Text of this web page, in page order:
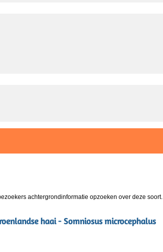
achtergrondinformatie opzoeken over deze soort.
haai - Somniosus microcephalus